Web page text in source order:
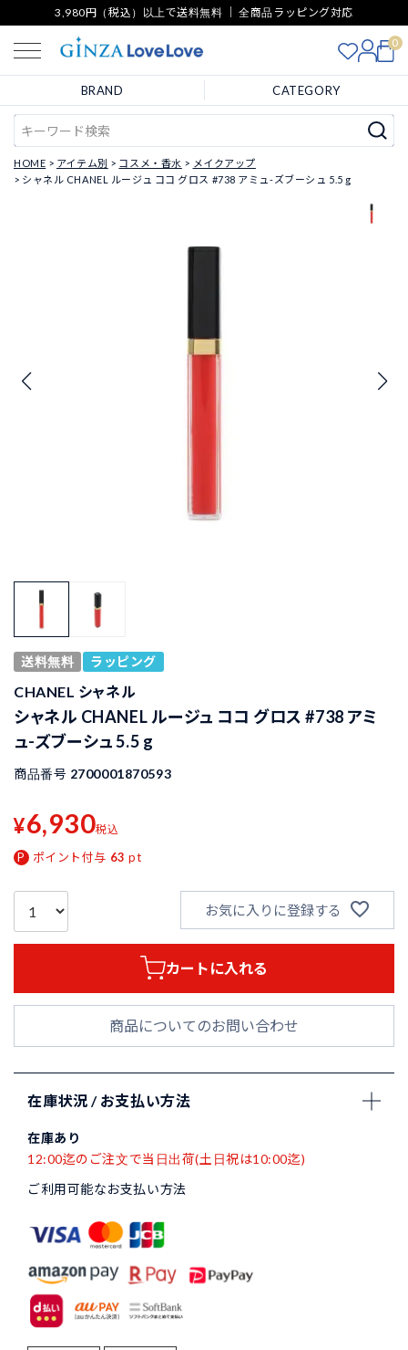
3,980円（税込）以上で送料無料 ｜ 全商品ラッピング対応
0
BRAND CATEGORY
HOME アイテム別 コスメ・香水
メイクアップ
シャネル CHANEL ルージュ ココ グロス #738 アミュ-ズブーシュ 5.5 g
送料無料 ラッピング
CHANEL シャネル
シャネル CHANEL ルージュ ココ グロス #738 アミ
ュ-ズブーシュ 5.5 g
商品番号 2700001870593
¥6,930税込
ポイント付与 63 pt
お気に入りに登録する
カートに入れる
商品についてのお問い合わせ
在庫状況 / お支払い方法
在庫あり
12:00迄のご注文で当日出荷(土日祝は10:00迄)
ご利用可能なお支払い方法